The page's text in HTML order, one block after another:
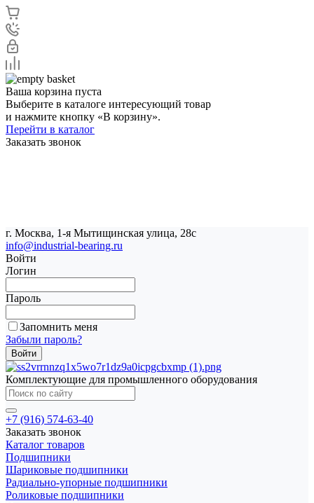
Ваша корзина пуста
Выберите в каталоге интересующий товар
и нажмите кнопку «В корзину».
Перейти в каталог
Заказать звонок
г. Москва, 1-я Мытищинская улица, 28с
info@industrial-bearing.ru
Войти
Логин
Пароль
Запомнить меня
Забыли пароль?
Комплектующие для промышленного оборудования
+7 (916) 574-63-40
Заказать звонок
Каталог товаров
Подшипники
Шариковые подшипники
Радиально-упорные подшипники
Роликовые подшипники